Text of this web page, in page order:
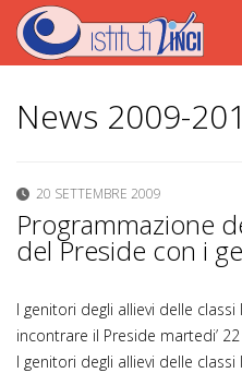
News 2009-
20 SETTEMBRE 2009
Programmazione
del Preside con i
I genitori degli allievi delle classi
incontrare il Preside martedi’
I genitori degli allievi delle classi